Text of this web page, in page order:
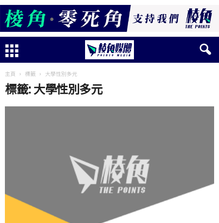
主頁 標籤 大學性別多元
標籤: 大學性別多元